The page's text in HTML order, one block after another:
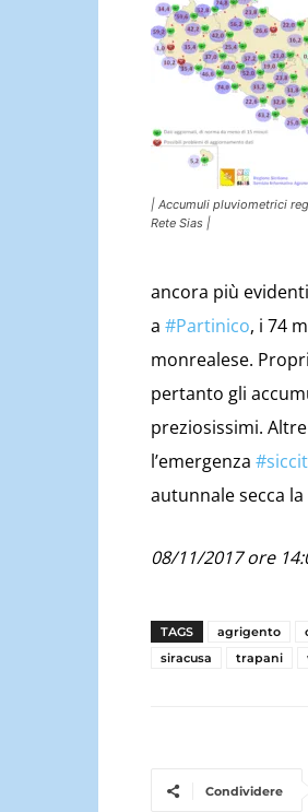
| Accumuli pluviometrici
Rete Sias |
ancora più evide
a #Partinico, i 74
monrealese.
pertanto gli
preziosissimi.
l’emergenza #
autunnale secca
08/11/2017 ore
TAGS agrigento
siracusa
trapani
Condividere